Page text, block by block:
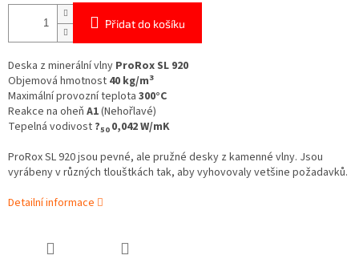
Přidat do košíku
Deska z minerální vlny ProRox SL 920
Objemová hmotnost 40 kg/m3
Maximální provozní teplota 300°C
Reakce na oheň A1(Nehořlavé)
Tepelná vodivost ?50 0,042 W/mK
ProRox SL 920 jsou pevné, ale pružné desky z kamenné vlny. Jsou
vyrábeny v různých tlouštkách tak, aby vyhovovaly vetšine požadavků.
Detailní informace